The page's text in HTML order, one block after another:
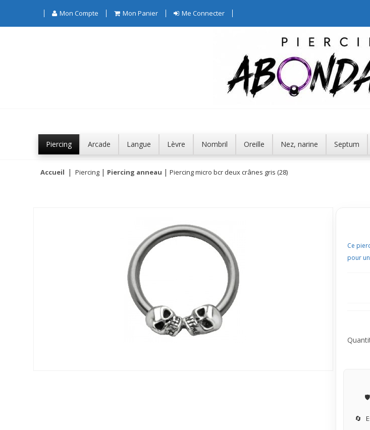
Mon Compte Mon Panier Me Connecter
Piercing Arcade Langue Lèvre Nombril Oreille Nez, narine Septum
Accueil Piercing Piercing anneau Piercing micro bcr deux crânes gris (28)
Ce
pour
🛡️
🔄